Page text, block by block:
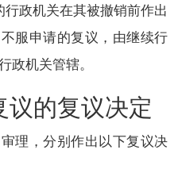
政机关在其被撤销前作出
服申请的复议，由继续行
政机关管辖。
的复议决定
，分别作出以下复议决